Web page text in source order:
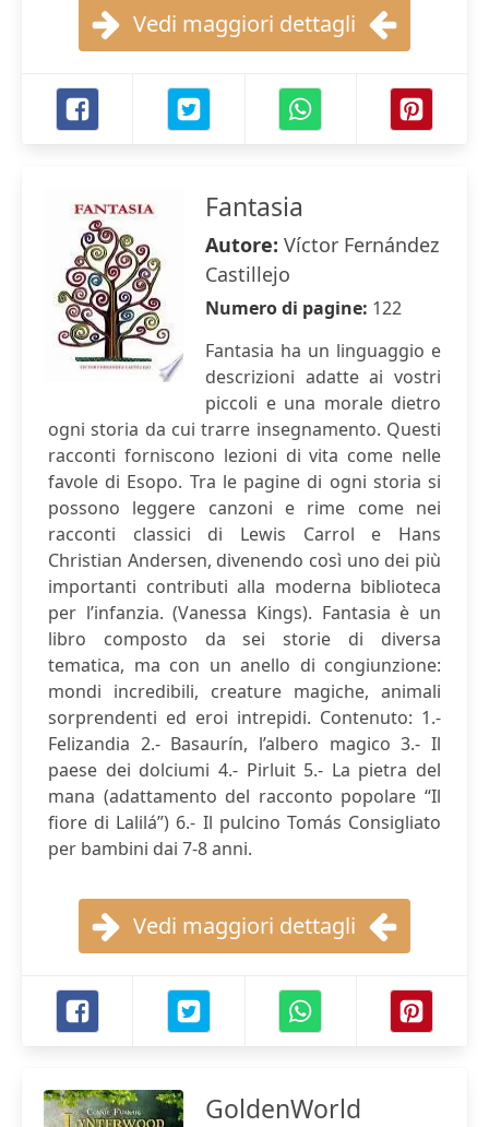
Vedi maggiori dettagli
Fantasia
Autore: Víctor Fernández
Castillejo
Numero di pagine: 122
Fantasia ha un linguaggio e
descrizioni adatte ai vostri
piccoli e una morale dietro
ogni storia da cui trarre insegnamento. Questi
racconti forniscono lezioni di vita come nelle
favole di Esopo. Tra le pagine di ogni storia si
possono leggere canzoni e rime come nei
racconti classici di Lewis Carrol e Hans
Christian Andersen, divenendo così uno dei più
importanti contributi alla moderna biblioteca
per l’infanzia. (Vanessa Kings). Fantasia è un
libro composto da sei storie di diversa
tematica, ma con un anello di congiunzione:
mondi incredibili, creature magiche, animali
sorprendenti ed eroi intrepidi. Contenuto: 1.-
Felizandia 2.- Basaurín, l’albero magico 3.- Il
paese dei dolciumi 4.- Pirluit 5.- La pietra del
mana (adattamento del racconto popolare “Il
fiore di Lalilá”) 6.- Il pulcino Tomás Consigliato
per bambini dai 7-8 anni.
Vedi maggiori dettagli
GoldenWorld